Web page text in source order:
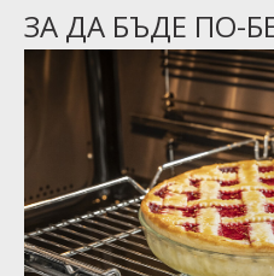
ЗА ДА БЪДЕ ПО-